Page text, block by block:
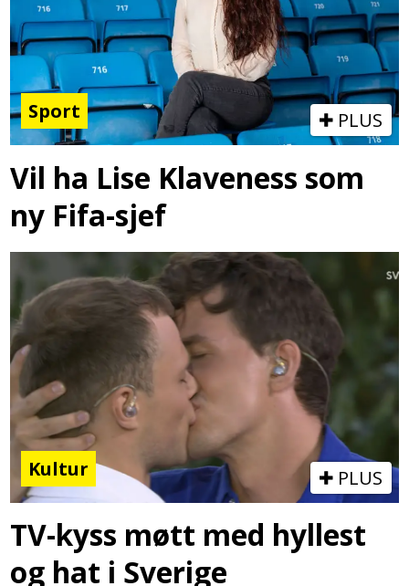
Sport PLUS
Vil ha Lise Klaveness som
ny Fifa-sjef
Kultur PLUS
TV-kyss møtt med hyllest
og hat i Sverige